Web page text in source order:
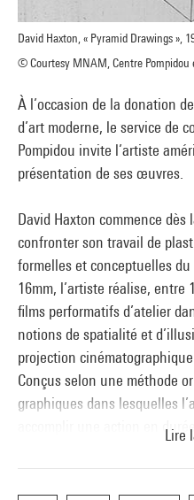
David Haxton, « Pyramid Drawings »,
© Courtesy MNAM, Centre Pompidou
À l’occasion de la donation
d’art moderne, le service de
Pompidou invite l’artiste
présentation de ses œuvres.
David Haxton commence dès
confronter son travail de
formelles et conceptuelles
16mm, l’artiste réalise, entre
films performatifs d’atelier
notions de spatialité et
projection
Conçus selon une méthode
graphiques dans lesquelles
accomplir une action en
selon un processus de
tridimensionnel en termes
Lire